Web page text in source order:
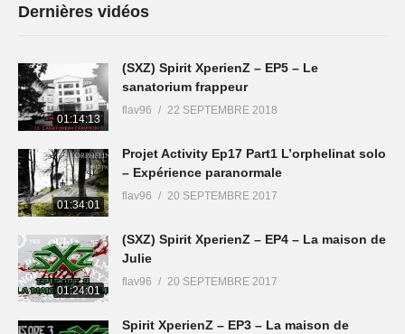
Dernières vidéos
01:14:13
(SXZ) Spirit XperienZ – EP5 – Le
sanatorium frappeur
flav96 22 SEPTEMBRE 2018
01:34:01
Projet Activity Ep17 Part1 L’orphelinat solo
– Expérience paranormale
flav96 20 SEPTEMBRE 2017
01:24:01
(SXZ) Spirit XperienZ – EP4 – La maison de
Julie
flav96 20 SEPTEMBRE 2017
Spirit XperienZ – EP3 – La maison de